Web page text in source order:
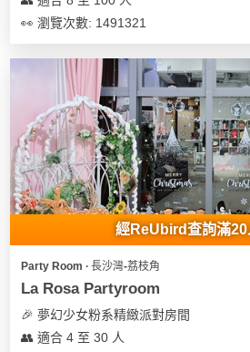
租
👀 瀏覽次數: 1491321
經ReUbird查詢滿20
Party Room ∙ 長沙灣-荔枝角
La Rosa Partyroom
🎉 夢幻少女粉系精緻派對房間
👥 適合 4 至 30 人